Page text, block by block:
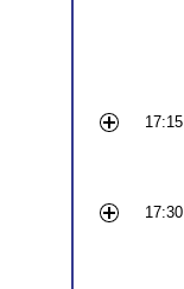
17:15
17:30